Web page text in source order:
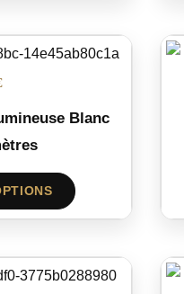
Blanc